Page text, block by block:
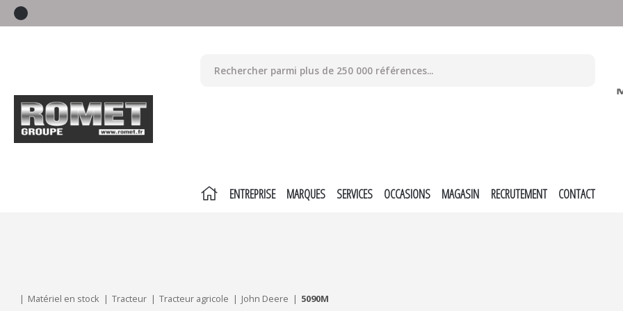
ENTREPRISE MARQUES SERVICES OCCASIONS MAGASIN RECRUTEMENT CONTACT
Matériel en stock Tracteur Tracteur agricole John Deere 5090M